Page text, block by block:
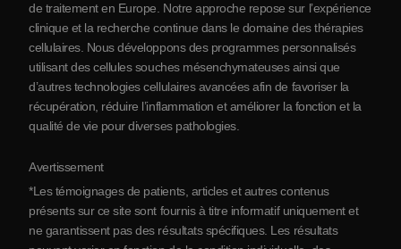
Partenariats
Contact
de traitement en Europe. Notre approche repose sur l’expérience
clinique et la recherche continue dans le domaine des thérapies
cellulaires. Nous développons des programmes personnalisés
utilisant des cellules souches mésenchymateuses ainsi que
d’autres technologies cellulaires avancées afin de favoriser la
récupération, réduire l’inflammation et améliorer la fonction et la
qualité de vie pour diverses pathologies.
Avertissement
*Les témoignages de patients, articles et autres contenus
présents sur ce site sont fournis à titre informatif uniquement et
ne garantissent pas des résultats spécifiques. Les résultats